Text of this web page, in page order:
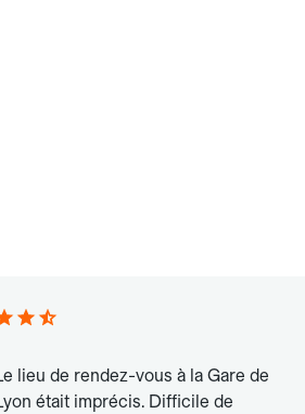
lieu de rendez-vous à la Gare de
était imprécis. Difficile de